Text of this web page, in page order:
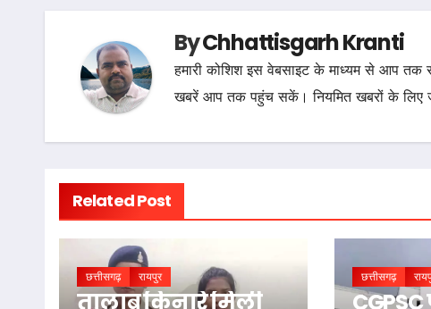
ByChhattisgarh Kranti
हमारी कोशिश इस वेबसाइट के माध्यम से आप तक
खबरें आप तक पहुंच सकें। नियमित खबरों के लिए
Related Post
छत्तीसगढ़ रायपुर
तालाब किनारे मिली
छत्तीसगढ़